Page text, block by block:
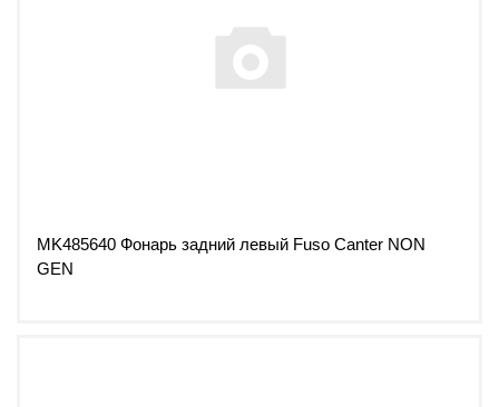
MK485640 Фонарь задний левый Fuso Canter NON
GEN